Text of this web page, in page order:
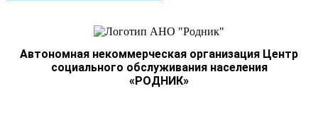
Автономная некоммерческая организация Центр
социального обслуживания населения
«РОДНИК»